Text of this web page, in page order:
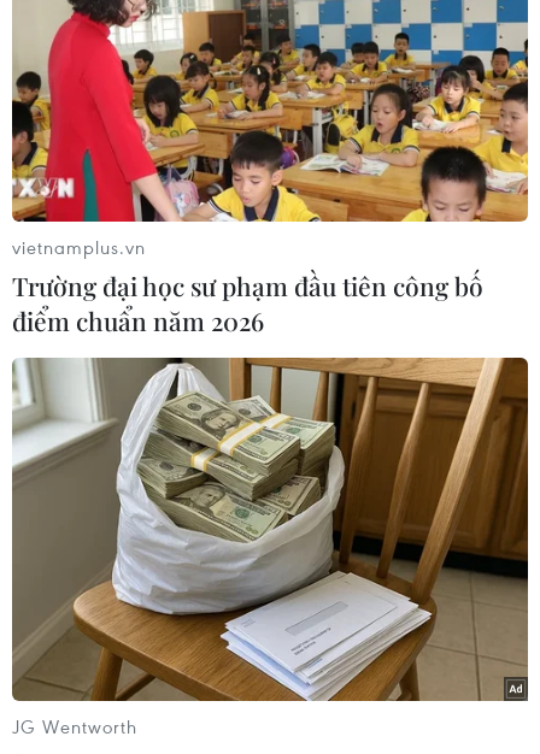
khoa học công nghệ của Việt Nam.
Việt Nam lần đầu xếp thứ 47 thế giới về chỉ
số đổi mới sáng tạo
15/06/2017 09:45
Tin từ Bộ Khoa học và Công nghệ cho biết, chỉ số Đổi
mới sáng tạo toàn cầu của Việt Nam xếp thứ 47 trên
tổng số 127 quốc gia, nền kinh tế.
vietnamplus.vn
Trường đại học sư phạm đầu tiên công bố
điểm chuẩn năm 2026
JG Wentworth